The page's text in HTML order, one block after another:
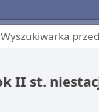
Wyszukiwarka
II st.